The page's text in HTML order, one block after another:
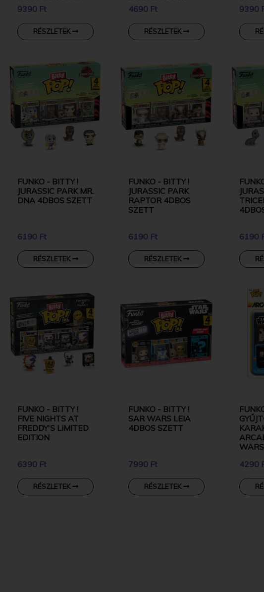
9390 Ft
RÉSZLETEK
WITH CAFE
4690 Ft
RÉSZLETEK
9390
FUNKO - BITTY !
JURASSIC PARK MR.
DNA 4DBOS SZETT
6190 Ft
RÉSZLETEK
FUNKO - BITTY !
JURASSIC PARK
RAPTOR 4DBOS
SZETT
6190 Ft
RÉSZLETEK
6190
FUNKO - BITTY !
FIVE NIGHTS AT
FREDDY'S LIMITED
EDITION
6390 Ft
RÉSZLETEK
FUNKO - BITTY !
SAR WARS LEIA
4DBOS SZETT
7990 Ft
RÉSZLETEK
WARS
4290